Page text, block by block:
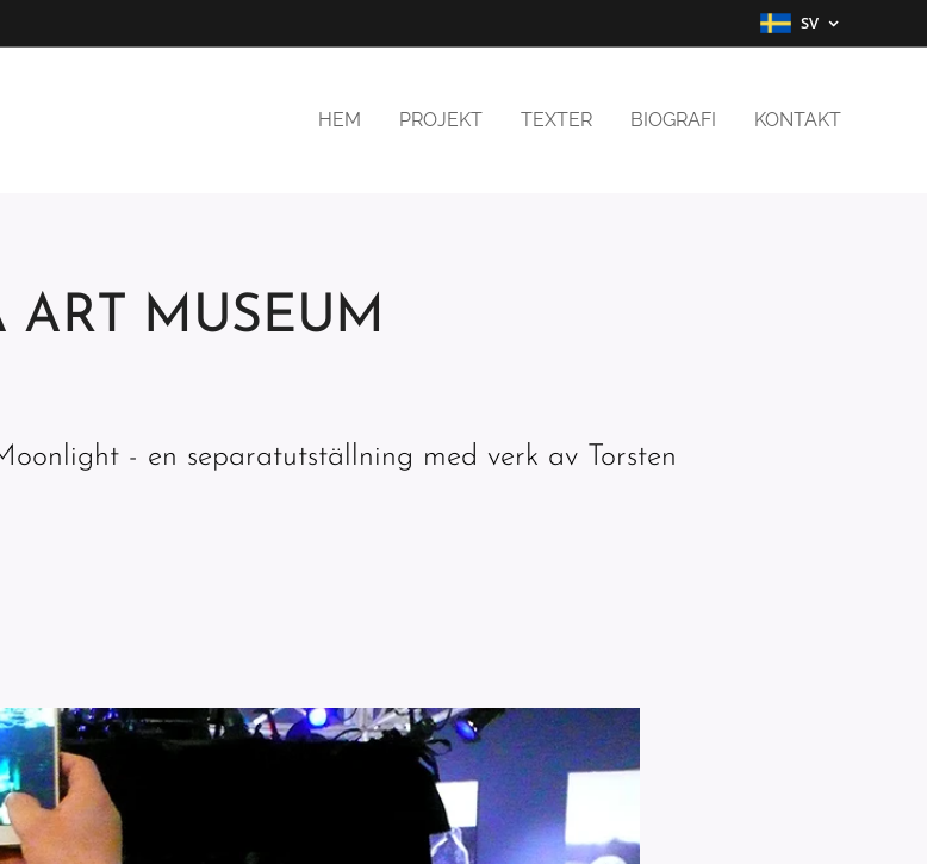
SV
HEM PROJEKT TEXTER BIOGRAFI KONTAKT
ART MUSEUM
- en separatutställning med verk av Torsten